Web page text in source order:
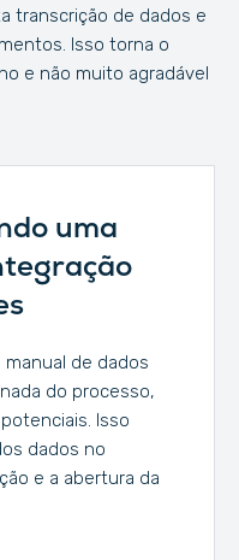
transcrição de dados e
Isso torna o
e não muito agradável
uma
manual de dados
do processo,
Isso
dados no
e a abertura da